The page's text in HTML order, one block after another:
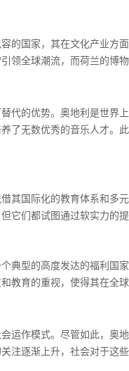
国家，其在文化产业方
全球潮流，而荷兰的博
的优势。奥地利是世界
无数优秀的音乐人才。
其国际化的教育体系和多
们都试图通过软实力的
型的高度发达的福利国
教育的重视，使得其在全
作模式。尽管如此，奥
逐渐上升，社会对于这